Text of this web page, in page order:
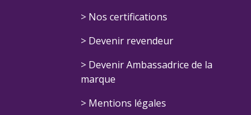
> Nos certifications
> Devenir revendeur
> Devenir Ambassadrice de la
marque
> Mentions légales